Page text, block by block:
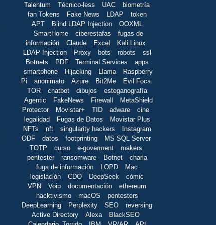
Talentum
Técnico-less UAC
biometría
fan Tokens
Fake News LDAP
token
APT
Blind LDAP Injection
OOXML
SmartHome
ciberestafas
fugas de
información
Claude Excel
Kali Linux
LDAP Injection
Proxy bots robots
ssl
Botnets
PDF Terminal Services
apps
smartphone
Hijacking Llama
Raspberry
Pi
anonimato Azure Bit2Me
Evil Foca
TOR
chatbot dibujos
esteganografía
Agentic
FakeNews Firewall
MetaShield
Protector
Movistar+ TID adware
cine
legalidad
Fugas de Datos
Movistar Plus
NFTs
nft singularity hackers
Instagram
ODF
datos footprinting
MS SQL Server
TOTP
curso e-goverment
makers
pentester
ransomware Botnet
charla
fuga de información
LOPD
Mac
legislación
CDO DeepSeek
cómic
VPN
Voip documentación
ethereum
hacktivismo
macOS
pentesters
DeepLearning
Perplexity SEO
reversing
Active Directory
Alexa
BlackSEO